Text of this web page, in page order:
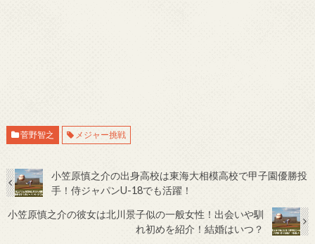
菅野智之 メジャー挑戦
小笠原慎之介の出身高校は東海大相模高校で甲子園優勝投
手！侍ジャパンU-18でも活躍！
小笠原慎之介の彼女は北川景子似の一般女性！出会いや馴
れ初めを紹介！結婚はいつ？